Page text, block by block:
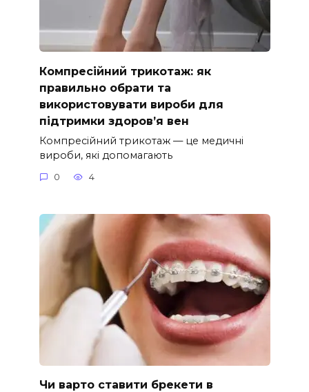
Компресійний трикотаж: як
правильно обрати та
використовувати вироби для
підтримки здоров’я вен
Компресійний трикотаж — це медичні
вироби, які допомагають
0 4
Чи варто ставити брекети в